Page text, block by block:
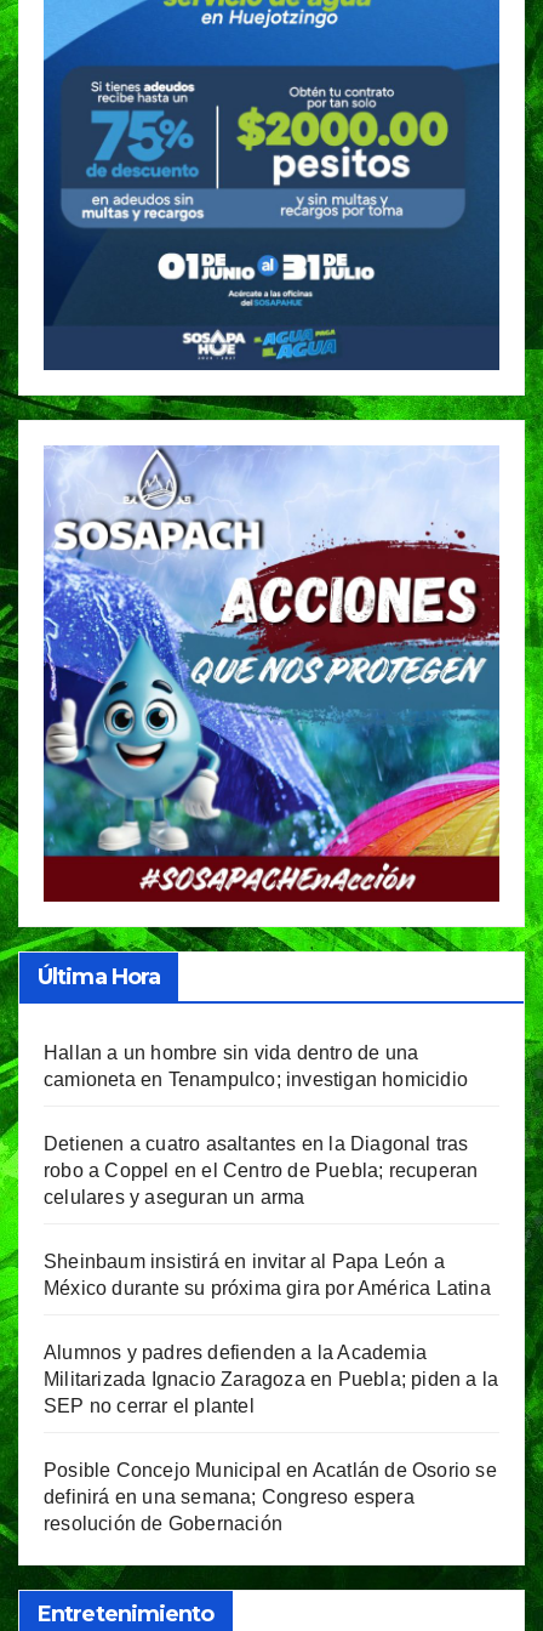
Última Hora
Hallan a un hombre sin vida dentro de una
camioneta en Tenampulco; investigan homicidio
Detienen a cuatro asaltantes en la Diagonal tras
robo a Coppel en el Centro de Puebla; recuperan
celulares y aseguran un arma
Sheinbaum insistirá en invitar al Papa León a
México durante su próxima gira por América Latina
Alumnos y padres defienden a la Academia
Militarizada Ignacio Zaragoza en Puebla; piden a la
SEP no cerrar el plantel
Posible Concejo Municipal en Acatlán de Osorio se
definirá en una semana; Congreso espera
resolución de Gobernación
Entretenimiento